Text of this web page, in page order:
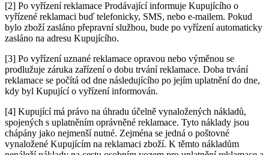
[2] Po vyřízení reklamace Prodávající informuje Kupujícího o
vyřízené reklamaci buď telefonicky, SMS, nebo e-mailem. Pokud
bylo zboží zasláno přepravní službou, bude po vyřízení automaticky
zasláno na adresu Kupujícího.
[3] Po vyřízení uznané reklamace opravou nebo výměnou se
prodlužuje záruka zařízení o dobu trvání reklamace. Doba trvání
reklamace se počítá od dne následujícího po jejím uplatnění do dne,
kdy byl Kupující o vyřízení informován.
[4] Kupující má právo na úhradu účelně vynaložených nákladů,
spojených s uplatněním oprávněné reklamace. Tyto náklady jsou
chápány jako nejmenší nutné. Zejména se jedná o poštovné
vynaložené Kupujícím na reklamaci zboží. K těmto nákladům